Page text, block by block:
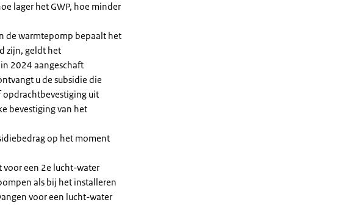
lager het GWP, hoe minder
de warmtepomp bepaalt het
zijn, geldt het
2024 aangeschaft
u de subsidie die
opdrachtbevestiging uit
bevestiging van het
op het moment
voor een 2e lucht-water
als bij het installeren
voor een lucht-water